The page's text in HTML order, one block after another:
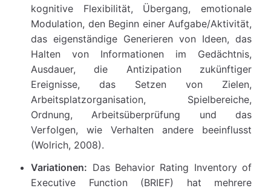
kognitive Flexibilität, Übergang, emotionale
Modulation, den Beginn einer Aufgabe/Aktivität,
das eigenständige Generieren von Ideen, das
Halten von Informationen im Gedächtnis,
Ausdauer, die Antizipation zukünftiger
Ereignisse, das Setzen von Zielen,
Arbeitsplatzorganisation, Spielbereiche,
Ordnung, Arbeitsüberprüfung und das
Verfolgen, wie Verhalten andere beeinflusst
(Wolrich, 2008).
Variationen: Das Behavior Rating Inventory of
Executive Function (BRIEF) hat mehrere